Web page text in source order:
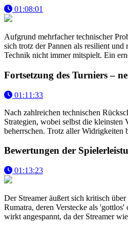
01:08:01
Aufgrund mehrfacher technischer
sich trotz der Pannen als resilient
Technik nicht immer mitspielt. Ein
Fortsetzung des Turniers –
01:11:33
Nach zahlreichen technischen
Strategien, wobei selbst die kleinsten
beherrschen. Trotz aller
Bewertungen der
01:13:23
Der Streamer äußert sich kritisch
Rumatra, deren Verstecke als
wirkt angespannt, da der Streamer